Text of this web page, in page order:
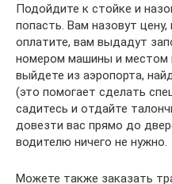
Подойдите к стойке и
попасть. Вам назовут
оплатите, вам выдадут
номером машины и местом
выйдете из аэропорта,
(это помогает сделать
садитесь и отдайте
довезти вас прямо до
водителю ничего не нужно.
Можете также заказать